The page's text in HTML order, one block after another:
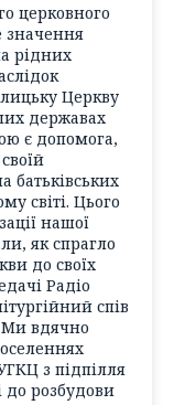
церковного
значення
рідних
Церкву
державах
є допомога,
батьківських
світі. Цього
нашої
як спрагло
до своїх
Радіо
спів
Ми вдячно
з підпілля
до розбудови